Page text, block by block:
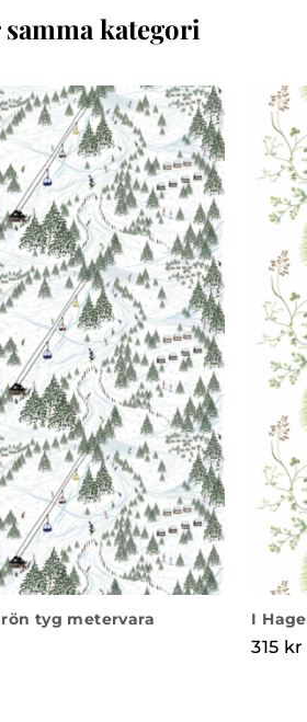
kategori
tyg metervara I
315 kr